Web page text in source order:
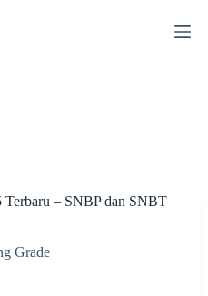
Terbaru – SNBP dan SNBT
Grade